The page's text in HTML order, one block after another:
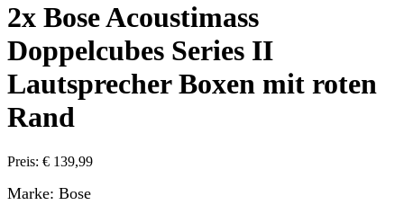
2x Bose Acoustimass
Doppelcubes Series II
Lautsprecher Boxen mit roten
Rand
Preis: € 139,99
Marke: Bose